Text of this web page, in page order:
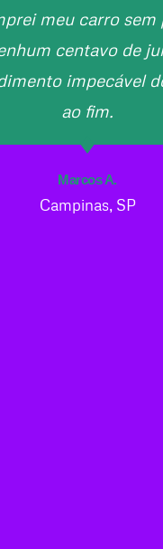
meu carro sem
centavo de
impecável
ao fim.
Marcos A.
Campinas, SP